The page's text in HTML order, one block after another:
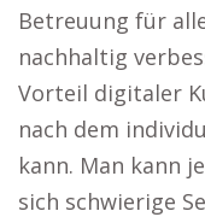
Betreuung für
nachhaltig
Vorteil digitaler
nach dem
kann. Man kann
sich schwierige